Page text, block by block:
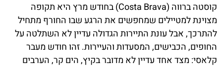
קוסטה ברווה (Costa Brava) בחודש מרץ היא תקופה
מצוינת למטיילים שמחפשים את הרגע שבו החורף מתחיל
להתרכך, אבל עונת התיירות הגדולה עדיין לא השתלטה על
החופים, הכבישים, המסעדות והעיירות. זהו חודש מעבר
קלאסי: מצד אחד עדיין לא מדובר בקיץ, הים קר, הערבים